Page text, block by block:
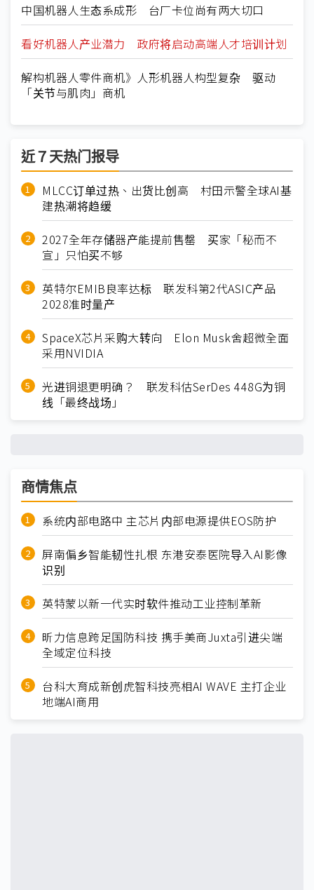
中国机器人生态系成形 台厂卡位尚有两大切口
看好机器人产业潜力 政府将启动高端人才培训计划
解构机器人零件商机》人形机器人构型复杂 驱动
「关节与肌肉」商机
近７天热门报导
MLCC订单过热、出货比创高 村田示警全球AI基
建热潮将趋缓
2027全年存储器产能提前售罄 买家「秘而不
宣」只怕买不够
英特尔EMIB良率达标 联发科第2代ASIC产品
2028准时量产
SpaceX芯片采购大转向 Elon Musk舍超微全面
采用NVIDIA
光进铜退更明确？ 联发科估SerDes 448G为铜
线「最终战场」
商情焦点
系统内部电路中 主芯片内部电源提供EOS防护
屏南偏乡智能韧性扎根 东港安泰医院导入AI影像
识别
英特蒙以新一代实时软件推动工业控制革新
昕力信息跨足国防科技 携手美商Juxta引进尖端
全域定位科技
台科大育成新创虎智科技亮相AI WAVE 主打企业
地端AI商用